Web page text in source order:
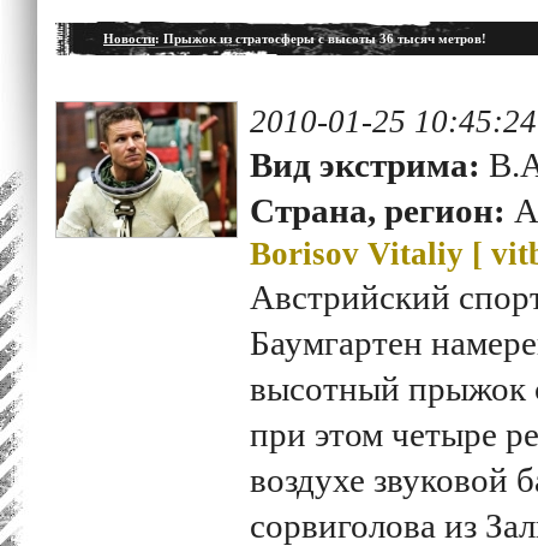
Новости: Прыжок из стратосферы с высоты 36 тысяч метров!
2010-01-25 10:45:24
Вид экстрима:
Страна, регион:
Borisov Vitaliy [
Австрийский
Баумгартен
высотный прыжок
при этом четыре
воздухе звуковой
сорвиголова из